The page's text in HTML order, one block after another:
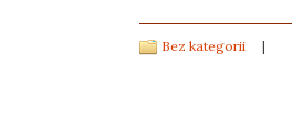
Bez kategorii |